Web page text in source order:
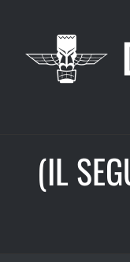
contenuto
(IL